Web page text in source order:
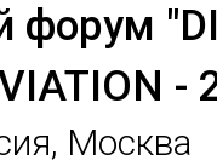
форум
-
Москва